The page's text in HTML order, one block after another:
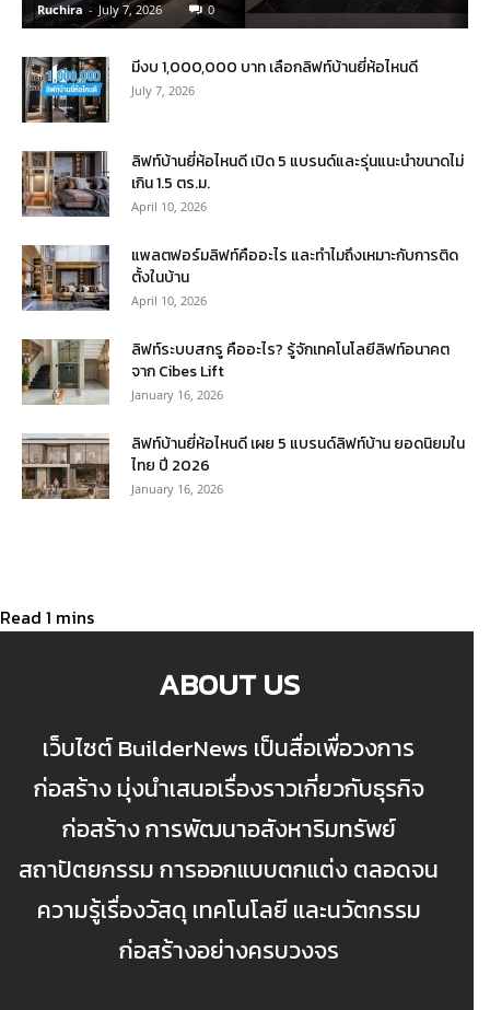
Ruchira - July 7, 2026 0
มีงบ 1,000,000 บาท เลือกลิฟท์บ้านยี่ห้อไหนดี
July 7, 2026
ลิฟท์บ้านยี่ห้อไหนดี เปิด 5 แบรนด์และรุ่นแนะนำขนาดไม่
เกิน 1.5 ตร.ม.
April 10, 2026
แพลตฟอร์มลิฟท์คืออะไร และทำไมถึงเหมาะกับการติด
ตั้งในบ้าน
April 10, 2026
ลิฟท์ระบบสกรู คืออะไร? รู้จักเทคโนโลยีลิฟท์อนาคต
จาก Cibes Lift
January 16, 2026
ลิฟท์บ้านยี่ห้อไหนดี เผย 5 แบรนด์ลิฟท์บ้าน ยอดนิยมใน
ไทย ปี 2026
January 16, 2026
ABOUT US
เว็บไซต์ BuilderNews เป็นสื่อเพื่อวงการ
ก่อสร้าง มุ่งนำเสนอเรื่องราวเกี่ยวกับธุรกิจ
ก่อสร้าง การพัฒนาอสังหาริมทรัพย์
สถาปัตยกรรม การออกแบบตกแต่ง ตลอดจน
ความรู้เรื่องวัสดุ เทคโนโลยี และนวัตกรรม
ก่อสร้างอย่างครบวงจร